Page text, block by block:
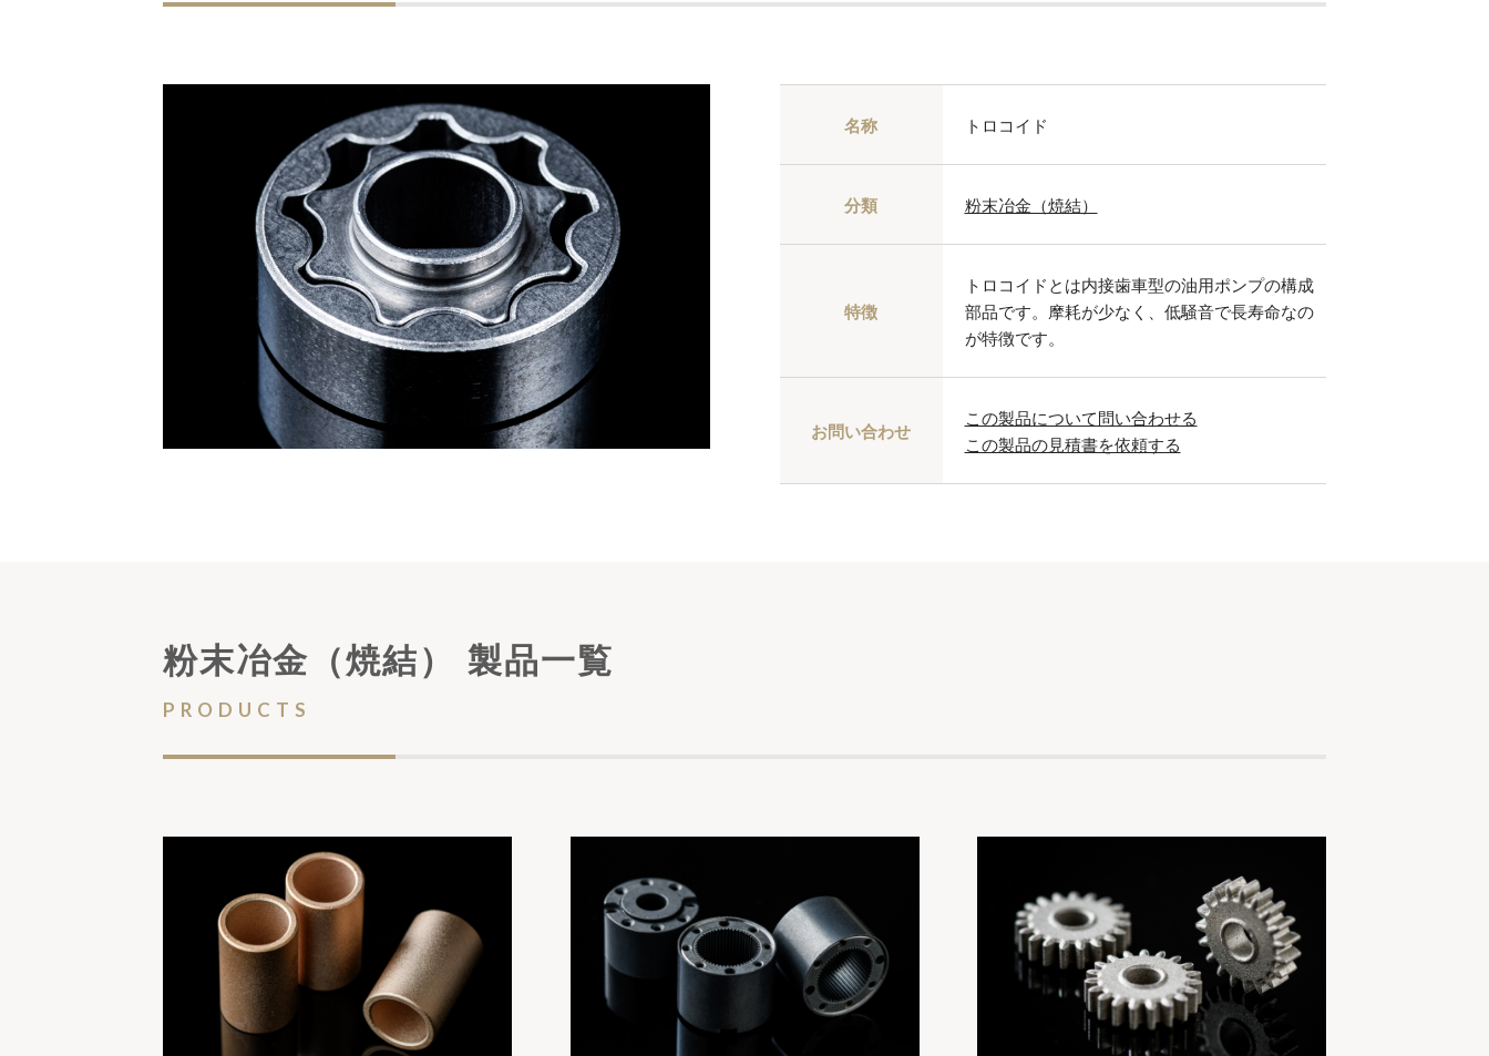
名称 トロコイド
分類 粉末冶金（焼結）
特徴
トロコイドとは内接歯車型の油用ポンプの構成
部品です。摩耗が少なく、低騒音で長寿命なの
が特徴です。
お問い合わせ
この製品について問い合わせる
この製品の見積書を依頼する
粉末冶金（焼結） 製品一覧
PRODUCTS